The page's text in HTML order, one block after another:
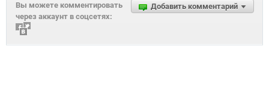
Добавить комментарий
Вы можете комментировать
через аккаунт в соцсетях: